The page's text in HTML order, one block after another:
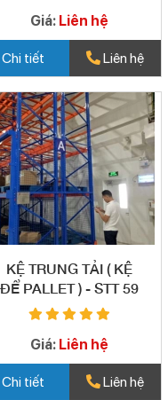
Giá: Liên hệ
Chi tiết Liên hệ
KỆ TRUNG TẢI ( KỆ
ĐỂ PALLET ) - STT 59
Giá: Liên hệ
Chi tiết Liên hệ